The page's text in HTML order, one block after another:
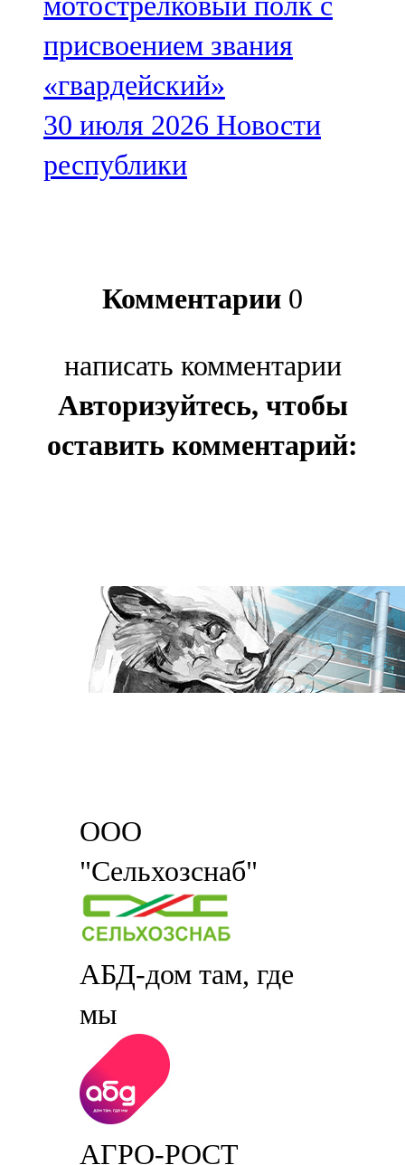
присвоением звания
«гвардейский»
30 июля 2026 Новости
республики
Комментарии 0
написать комментарии
Авторизуйтесь, чтобы
оставить комментарий:
ООО
"Сельхозснаб"
АБД-дом там, где
мы
АГРО-РОСТ